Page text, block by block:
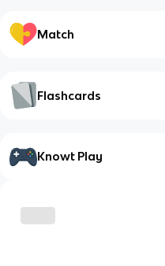
Match
Flashcards
Knowt Play